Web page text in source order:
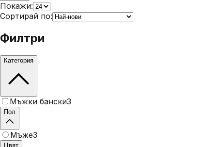
Покажи:
Сортирай по:
Филтри
Категория
Мъжки бански3
Пол
Мъже3
Цвят